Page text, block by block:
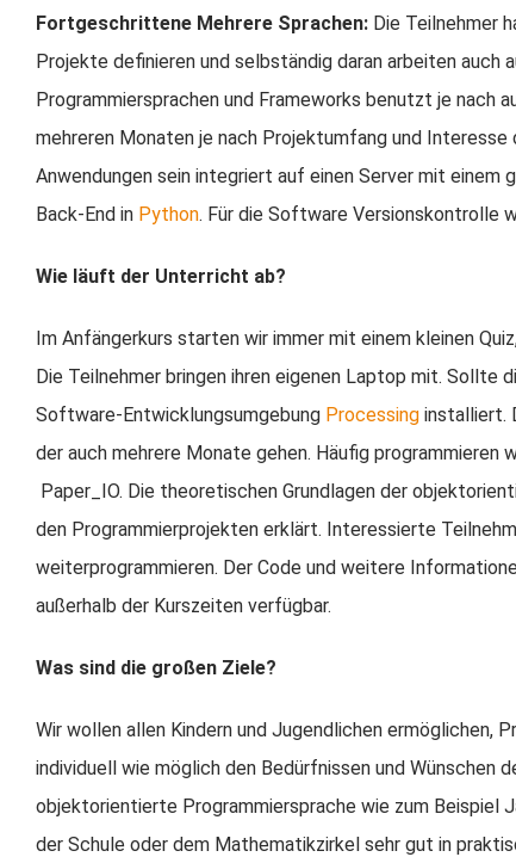
Fortgeschrittene Mehrere Sprachen: Die Teilnehmer
Projekte definieren und selbständig daran arbeiten auch
Programmiersprachen und Frameworks benutzt je nach
mehreren Monaten je nach Projektumfang und
Anwendungen sein integriert auf einen Server mit einem
Back-End in Python. Für die Software Versionskontrolle
Wie läuft der Unterricht ab?
Im Anfängerkurs starten wir immer mit einem kleinen
Die Teilnehmer bringen ihren eigenen Laptop mit.
Software-Entwicklungsumgebung Processing installiert.
der auch mehrere Monate gehen. Häufig
Paper_IO. Die theoretischen Grundlagen der
den Programmierprojekten erklärt. Interessierte
weiterprogrammieren. Der Code und weitere
außerhalb der Kurszeiten verfügbar.
Was sind die großen Ziele?
Wir wollen allen Kindern und Jugendlichen ermöglichen,
individuell wie möglich den Bedürfnissen und Wünschen
objektorientierte Programmiersprache wie zum Beispiel
der Schule oder dem Mathematikzirkel sehr gut in